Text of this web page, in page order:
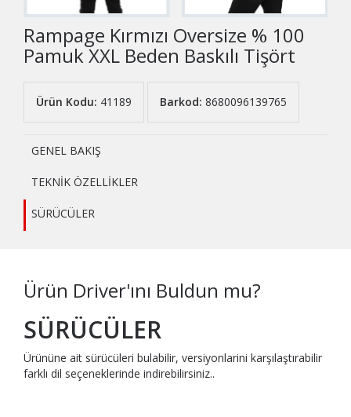
Rampage Kırmızı Oversize % 100
Pamuk XXL Beden Baskılı Tişört
Ürün Kodu: 41189 Barkod: 8680096139765
GENEL BAKIŞ
TEKNİK ÖZELLİKLER
SÜRÜCÜLER
Ürün Driver'ını Buldun mu?
SÜRÜCÜLER
Ürününe ait sürücüleri bulabilir, versiyonlarini karşılaştırabilir
farklı dil seçeneklerinde indirebilirsiniz..